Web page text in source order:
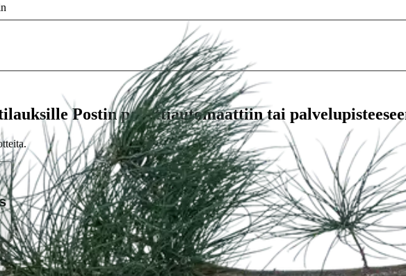
Postin pakettiautomaattiin tai